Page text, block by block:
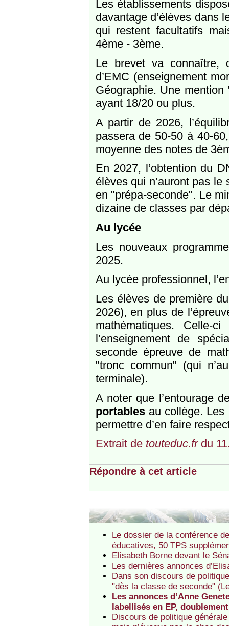
Les établissements
davantage d’élèves dans
qui restent facultatifs
4ème - 3ème.
Le brevet va connaître,
d’EMC (enseignement
Géographie. Une
ayant 18/20 ou plus.
A partir de 2026,
passera de 50-50 à 40-
moyenne des notes de
En 2027, l’obtention du
élèves qui n’auront pas
en "prépa-seconde". Le
dizaine de classes par
Au lycée
Les nouveaux
2025.
Au lycée professionnel,
Les élèves de première
2026), en plus de
mathématiques.
l’enseignement de
seconde épreuve de
"tronc commun" (qui
terminale).
A noter que l’entourage
portablesau collège. Les
permettre d’en faire
Extrait de touteduc.frdu
Répondre à cet article
Le dossier de la conférence
éducatives, 50 TPS
Elisabeth Borne devant le
Les dernières annonces
Dans son discours de
"dès la classe de seconde"
Les annonces d’Anne
labellisés en EP,
Discours de politique